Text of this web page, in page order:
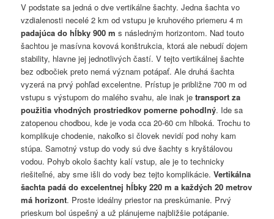
V podstate sa jedná o dve vertikálne šachty. Jedna šachta vo
vzdialenosti necelé 2 km od vstupu je kruhového priemeru 4 m
padajúca do hĺbky 900 m s následným horizontom. Nad touto
šachtou je masívna kovová konštrukcia, ktorá ale nebudí dojem
stability, hlavne jej jednotlivých častí. V tejto vertikálnej šachte
bez odbočiek preto nemá význam potápať. Ale druhá šachta
vyzerá na prvý pohľad excelentne. Prístup je približne 700 m od
vstupu s výstupom do malého svahu, ale inak jetransport za
použitia vhodných prostriedkov pomerne pohodlný. Ide sa
zatopenou chodbou, kde je voda cca 20-60 cm hlboká. Trochu to
komplikuje chodenie, nakoľko si človek nevidí pod nohy kam
stúpa. Samotný vstup do vody sú dve šachty s kryštálovou
vodou. Pohyb okolo šachty kalí vstup, ale je to technicky
riešiteľné, aby sme išli do vody bez tejto komplikácie.Vertikálna
šachta padá do excelentnej hĺbky 220 m a každých 20 metrov
má horizont. Proste ideálny priestor na preskúmanie. Prvý
prieskum bol úspešný a už plánujeme najbližšie potápanie.